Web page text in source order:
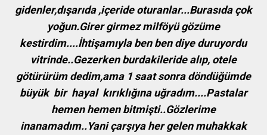
gidenler,dışarıda ,içeride oturanlar...Burasıda çok
yoğun.Girer girmez milföyü gözüme
kestirdim....İhtişamıyla ben ben diye duruyordu
vitrinde..Gezerken burdakileride alıp, otele
götürürüm dedim,ama 1 saat sonra döndüğümde
büyük bir hayal kırıklığına uğradım....Pastalar
hemen hemen bitmişti..Gözlerime
inanamadım..Yani çarşıya her gelen muhakkak